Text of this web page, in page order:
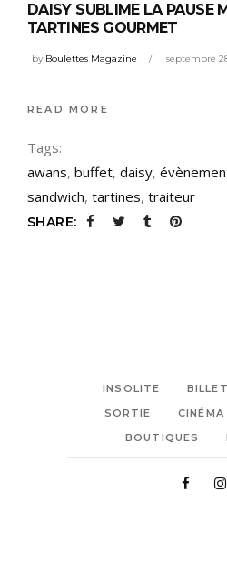
DAISY SUBLIME LA PAUSE
TARTINES GOURMET
by Boulettes Magazine septembre
READ MORE
Tags:
awans, buffet, daisy,
sandwich, tartines, traiteur
SHARE:
INSOLITE
SORTIE
CINÉMA
BOUTIQUES